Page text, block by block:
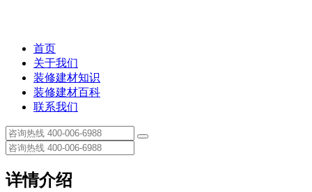
首页
关于我们
装修建材知识
装修建材百科
联系我们
详情介绍